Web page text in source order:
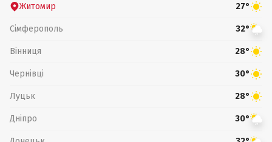
Житомир 27°
Сімферополь 32°
Вінниця 28°
Чернівці 30°
Луцьк 28°
Дніпро 30°